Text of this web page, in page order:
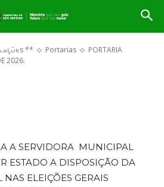
** Portarias
PORTARIA
2026.
DE 26 DE
A SERVIDORA MUNICIPAL
ESTADO A DISPOSIÇÃO DA
ELEIÇÕES GERAIS